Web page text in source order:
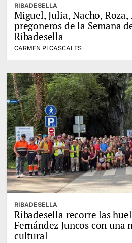
RIBADESELLA
Miguel, Julia, Nacho,
pregoneros de la Semana
Ribadesella
CARMEN PI CASCALES
RIBADESELLA
Ribadesella recorre las
Fernández Juncos con una
cultural